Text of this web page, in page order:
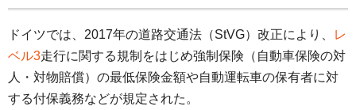
ドイツでは、2017年の道路交通法（StVG）改正により、
レ
ベル3走行に関する規制をはじめ強制保険（自動車保険の対
人・対物賠償）の最低保険金額や自動運転車の保有者に対
する付保義務などが規定された。